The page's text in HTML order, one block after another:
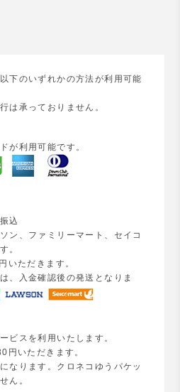
下のいずれかの方法が利用可能
は承っておりません。
が利用可能です。
込
ン、ファミリーマート、セイコ
。
いただきます。
、入金確認後の発送となりま
ビスを利用いたします。
いただきます。
なります。クロネコゆうパケッ
ん。